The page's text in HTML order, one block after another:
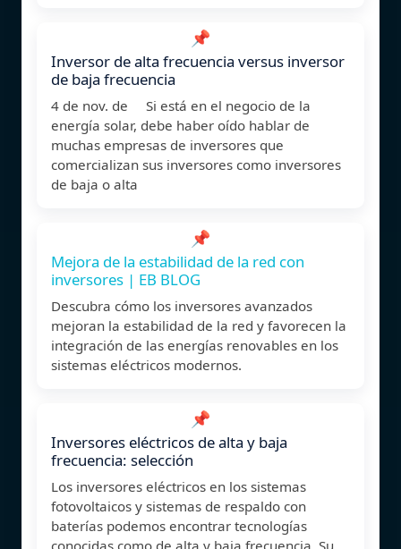
📌
Inversor de alta frecuencia versus inversor
de baja frecuencia
4 de nov. de Si está en el negocio de la
energía solar, debe haber oído hablar de
muchas empresas de inversores que
comercializan sus inversores como inversores
de baja o alta
📌
Mejora de la estabilidad de la red con
inversores | EB BLOG
Descubra cómo los inversores avanzados
mejoran la estabilidad de la red y favorecen la
integración de las energías renovables en los
sistemas eléctricos modernos.
📌
Inversores eléctricos de alta y baja
frecuencia: selección
Los inversores eléctricos en los sistemas
fotovoltaicos y sistemas de respaldo con
baterías podemos encontrar tecnologías
conocidas como de alta y baja frecuencia. Su